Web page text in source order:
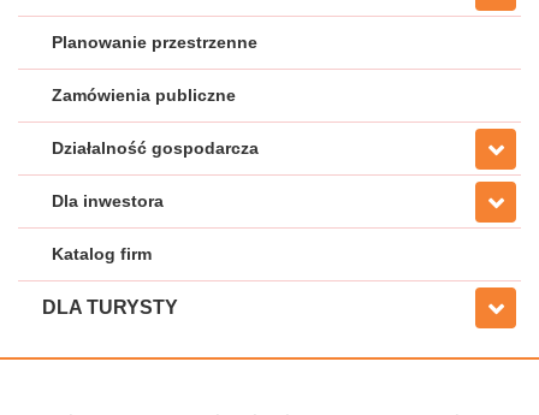
Planowanie przestrzenne
Zamówienia publiczne
Działalność gospodarcza
Dla inwestora
Katalog firm
DLA TURYSTY